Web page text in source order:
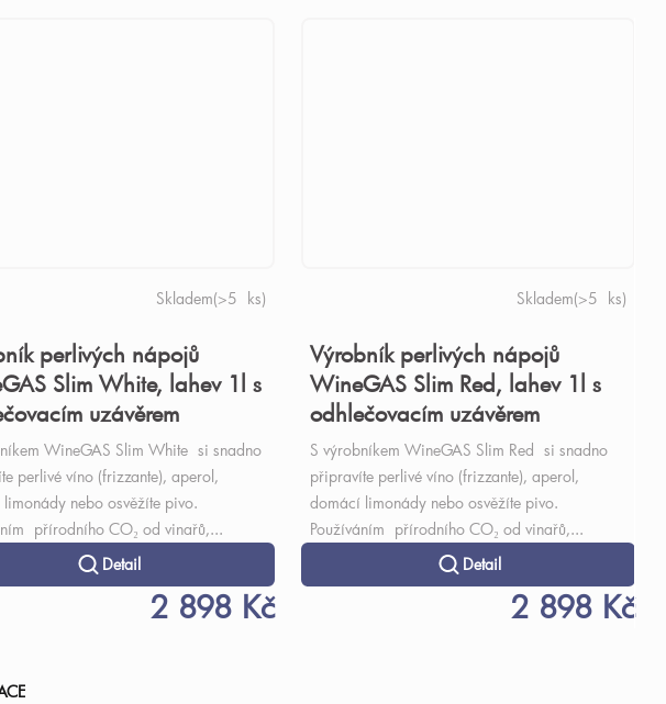
perlivých nápojů
Slim White, lahev 1l s
uzávěrem
Skladem(>5 ks)
2 898 Kč
Detail
WineGAS Slim White si snadno
perlivé víno (frizzante), aperol,
nebo osvěžíte pivo.
přírodního CO₂ od vinařů,...
Výrobník perlivých nápojů
WineGAS Slim Red, lahev 1l s
odhlečovacím uzávěrem
Skladem(>5 ks)
2 898 Kč
Detail
S výrobníkem WineGAS Slim Red si snadno
připravíte perlivé víno (frizzante), aperol,
domácí limonády nebo osvěžíte pivo.
Používáním přírodního CO₂ od vinařů,...